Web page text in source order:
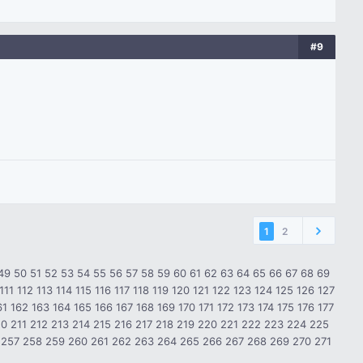
#9
1 2
50 51 52 53 54 55 56 57 58 59 60 61 62 63 64 65 66 67 68 69
111 112 113 114 115 116 117 118 119 120 121 122 123 124 125 126 127
162 163 164 165 166 167 168 169 170 171 172 173 174 175 176 177
211 212 213 214 215 216 217 218 219 220 221 222 223 224 225
257 258 259 260 261 262 263 264 265 266 267 268 269 270 271